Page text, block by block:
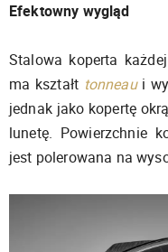
Efektowny wygląd
Stalowa koperta
ma kształt tonneaui
jednak jako kopertę
lunetę. Powierzchnie
jest polerowana na